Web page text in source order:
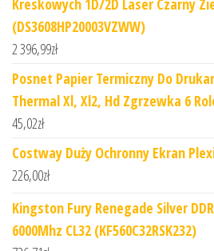
(DS3608HP20003VZWW)
2 396,99zł
Posnet Papier Termiczny Do
Thermal Xl, Xl2, Hd Zgrzewka 6
45,02zł
Costway Duży Ochronny Ekran
226,00zł
Kingston Fury Renegade Silver
6000Mhz CL32 (KF560C32RSK232)